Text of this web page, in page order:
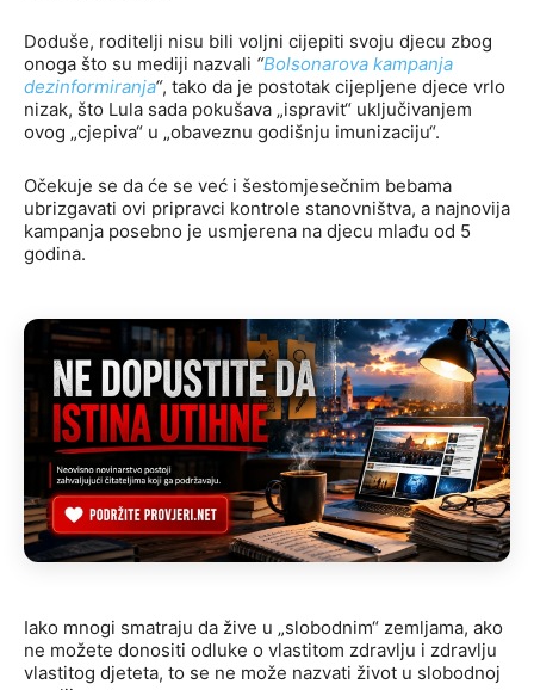
Doduše, roditelji nisu bili voljni cijepiti svoju djecu zbog
onoga što su mediji nazvali “Bolsonarova kampanja
dezinformiranja“, tako da je postotak cijepljene djece vrlo
nizak, što Lula sada pokušava „ispravit“ uključivanjem
ovog „cjepiva“ u „obaveznu godišnju imunizaciju“.
Očekuje se da će se već i šestomjesečnim bebama
ubrizgavati ovi pripravci kontrole stanovništva, a najnovija
kampanja posebno je usmjerena na djecu mlađu od 5
godina.
Iako mnogi smatraju da žive u „slobodnim“ zemljama, ako
ne možete donositi odluke o vlastitom zdravlju i zdravlju
vlastitog djeteta, to se ne može nazvati život u slobodnoj